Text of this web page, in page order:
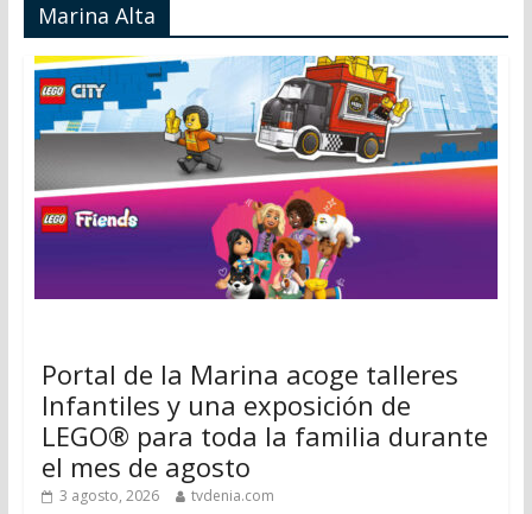
Marina Alta
Portal de la Marina acoge talleres
Infantiles y una exposición de
LEGO® para toda la familia durante
el mes de agosto
3 agosto, 2026 tvdenia.com